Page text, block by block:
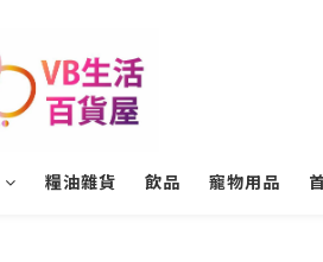
糧油雜貨 飲品 寵物用品